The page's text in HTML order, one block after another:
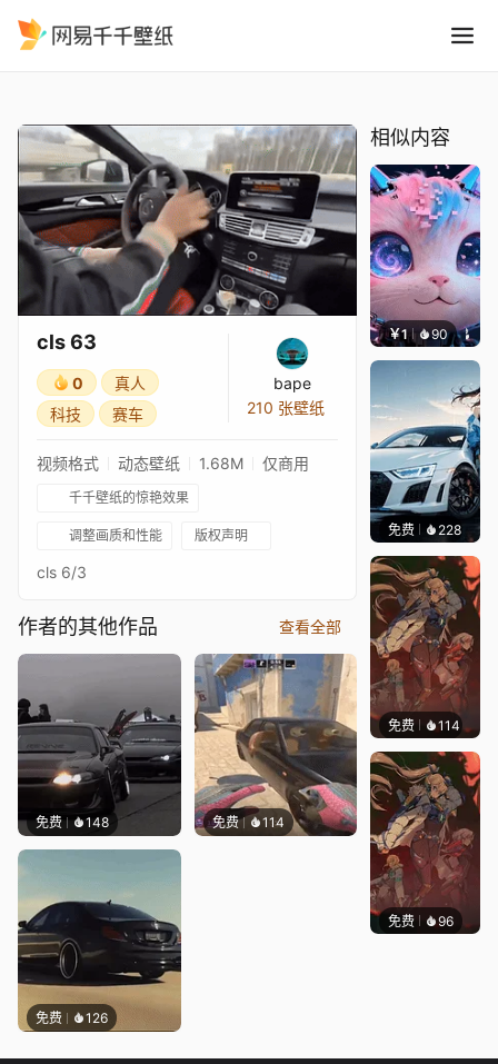
cls 63
0
真人
科技
赛车
bape
210 张壁纸
视频格式 动态壁纸 1.68M 仅商用
千千壁纸的惊艳效果
调整画质和性能 版权声明
cls 6/3
作者的其他作品 查看全部
免费 148 免费 114
免费 126
相似内容
￥1 90 叮叮
免费 228Ado
免费 114Nesu
免费 96 Nesu